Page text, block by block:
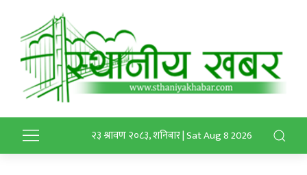
२३ श्रावण २०८३, शनिबार | Sat Aug 8 2026